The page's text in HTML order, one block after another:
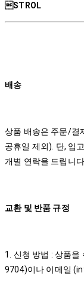
STROL
배송
상품 배송은 주문/결
공휴일 제외). 단, 입
개별 연락을 드립니
교환 및 반품 규정
1. 신청 방법 : 상품
9704)이나 이메일